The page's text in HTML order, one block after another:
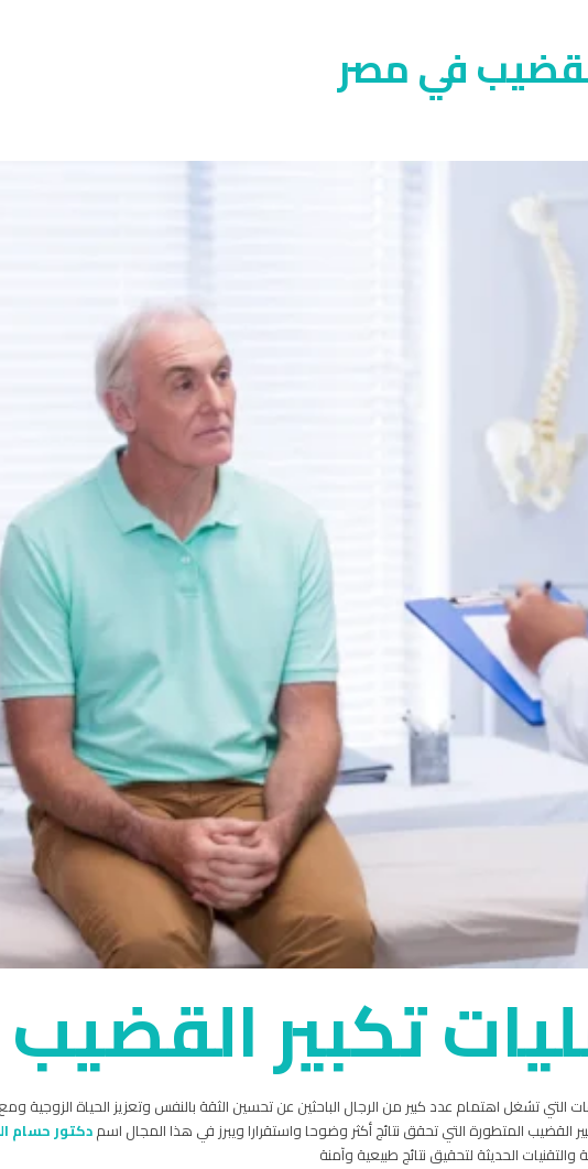
في مصر
تكبير
تشغل اهتمام عدد كبير من الرجال الباحثين عن تحسين الثقة بالنفس وتعزيز الحياة
القضيب المتطورة التي تحقق نتائج أكثر وضوحا واستقرارا ويبرز في هذا المجال اسمدكتور حسام
الحديثة لتحقيق نتائج طبيعية وآمنة